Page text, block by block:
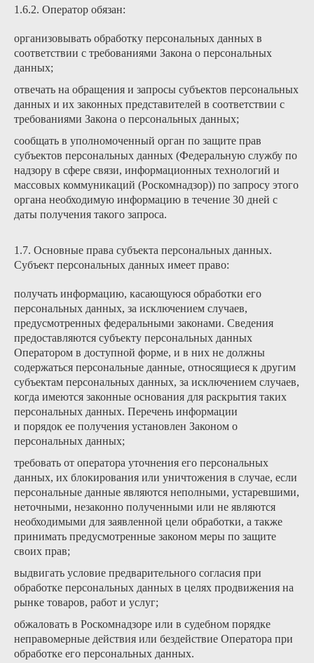
1.6.2. Оператор обязан:
организовывать обработку персональных данных в
соответствии с требованиями Закона о персональных
данных;
отвечать на обращения и запросы субъектов персональных
данных и их законных представителей в соответствии с
требованиями Закона о персональных данных;
сообщать в уполномоченный орган по защите прав
субъектов персональных данных (Федеральную службу по
надзору в сфере связи, информационных технологий и
массовых коммуникаций (Роскомнадзор)) по запросу этого
органа необходимую информацию в течение 30 дней с
даты получения такого запроса.
1.7. Основные права субъекта персональных данных.
Субъект персональных данных имеет право:
получать информацию, касающуюся обработки его
персональных данных, за исключением случаев,
предусмотренных федеральными законами. Сведения
предоставляются субъекту персональных данных
Оператором в доступной форме, и в них не должны
содержаться персональные данные, относящиеся к другим
субъектам персональных данных, за исключением случаев,
когда имеются законные основания для раскрытия таких
персональных данных. Перечень информации
и порядок ее получения установлен Законом о
персональных данных;
требовать от оператора уточнения его персональных
данных, их блокирования или уничтожения в случае, если
персональные данные являются неполными, устаревшими,
неточными, незаконно полученными или не являются
необходимыми для заявленной цели обработки, а также
принимать предусмотренные законом меры по защите
своих прав;
выдвигать условие предварительного согласия при
обработке персональных данных в целях продвижения на
рынке товаров, работ и услуг;
обжаловать в Роскомнадзоре или в судебном порядке
неправомерные действия или бездействие Оператора при
обработке его персональных данных.